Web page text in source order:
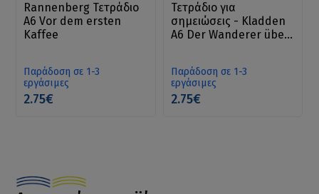
Rannenberg Τετράδιο
Α6 Vor dem ersten
Kaffee
Παράδοση σε 1-3
εργάσιμες
2.75€
Τετράδιο για
σημειώσεις - Kladden
A6 Der Wanderer über
Παράδοση σε 1-3
εργάσιμες
2.75€